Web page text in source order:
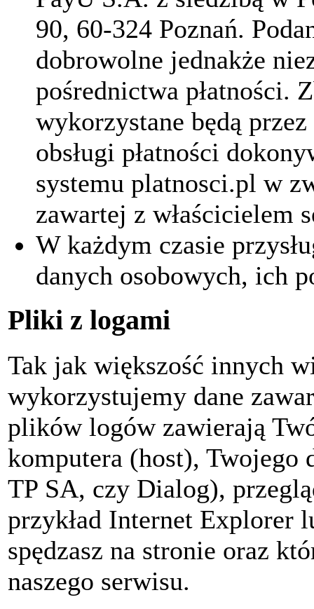
90, 60-324 Poznań.
dobrowolne jednakże
pośrednictwa płatności.
wykorzystane będą
obsługi płatności
systemu platnosci.pl w
zawartej z właścicielem
W każdym czasie
danych osobowych, ich
Pliki z logami
Tak jak większość innych
wykorzystujemy dane
plików logów zawierają
komputera (host), Twojego
TP SA, czy Dialog),
przykład Internet
spędzasz na stronie oraz
naszego serwisu.